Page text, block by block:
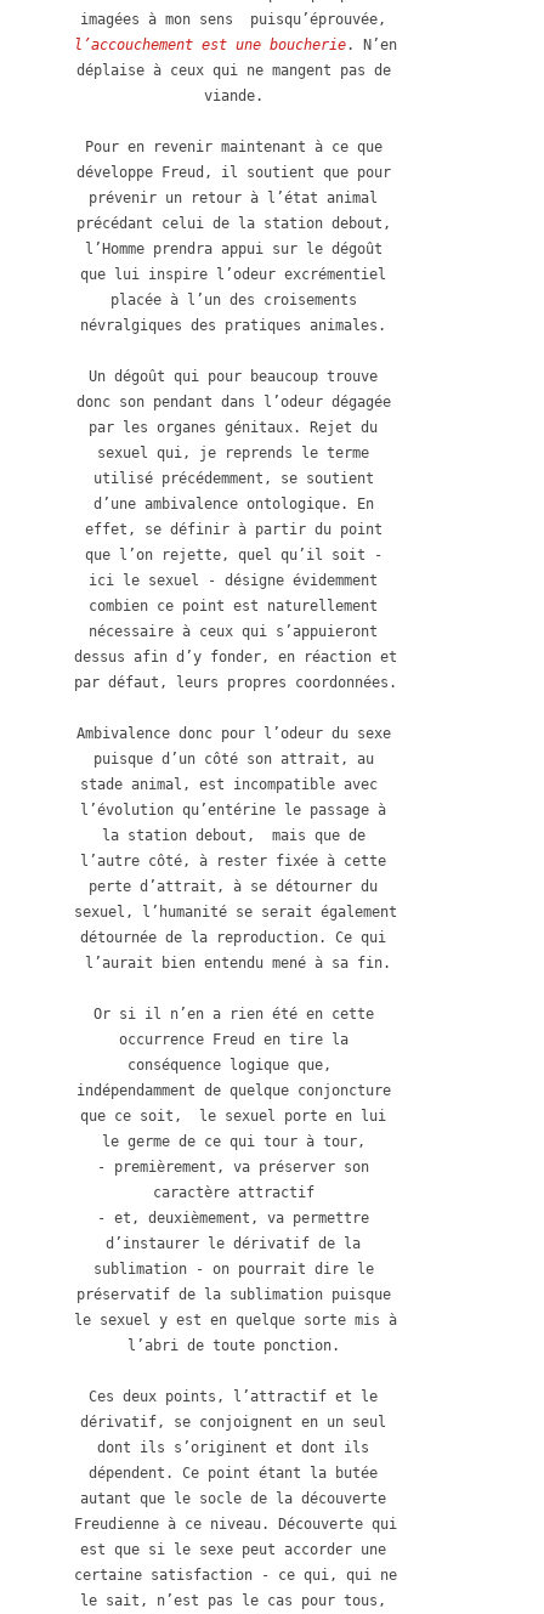
l’accouchement est une boucherie. N’en
déplaise à ceux qui ne mangent pas de
viande.
Pour en revenir maintenant à ce que
développe Freud, il soutient que pour
prévenir un retour à l’état animal
précédant celui de la station debout,
l’Homme prendra appui sur le dégoût
que lui inspire l’odeur excrémentiel
placée à l’un des croisements
névralgiques des pratiques animales.
Un dégoût qui pour beaucoup trouve
donc son pendant dans l’odeur dégagée
par les organes génitaux. Rejet du
sexuel qui, je reprends le terme
utilisé précédemment, se soutient
d’une ambivalence ontologique. En
effet, se définir à partir du point
que l’on rejette, quel qu’il soit -
ici le sexuel - désigne évidemment
combien ce point est naturellement
nécessaire à ceux qui s’appuieront
dessus afin d’y fonder, en réaction et
par défaut, leurs propres coordonnées.
Ambivalence donc pour l’odeur du sexe
puisque d’un côté son attrait, au
stade animal, est incompatible avec
l’évolution qu’entérine le passage à
la station debout,  mais que de
l’autre côté, à rester fixée à cette
perte d’attrait, à se détourner du
sexuel, l’humanité se serait également
détournée de la reproduction. Ce qui
l’aurait bien entendu mené à sa fin.
Or si il n’en a rien été en cette
occurrence Freud en tire la
conséquence logique que,
indépendamment de quelque conjoncture
que ce soit,  le sexuel porte en lui
le germe de ce qui tour à tour,
- premièrement, va préserver son
caractère attractif
- et, deuxièmement, va permettre
d’instaurer le dérivatif de la
sublimation - on pourrait dire le
préservatif de la sublimation puisque
le sexuel y est en quelque sorte mis à
l’abri de toute ponction.
Ces deux points, l’attractif et le
dérivatif, se conjoignent en un seul
dont ils s’originent et dont ils
dépendent. Ce point étant la butée
autant que le socle de la découverte
Freudienne à ce niveau. Découverte qui
est que si le sexe peut accorder une
certaine satisfaction - ce qui, qui ne
le sait, n’est pas le cas pour tous,